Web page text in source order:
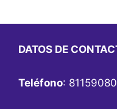
DATOS DE
Teléfono: